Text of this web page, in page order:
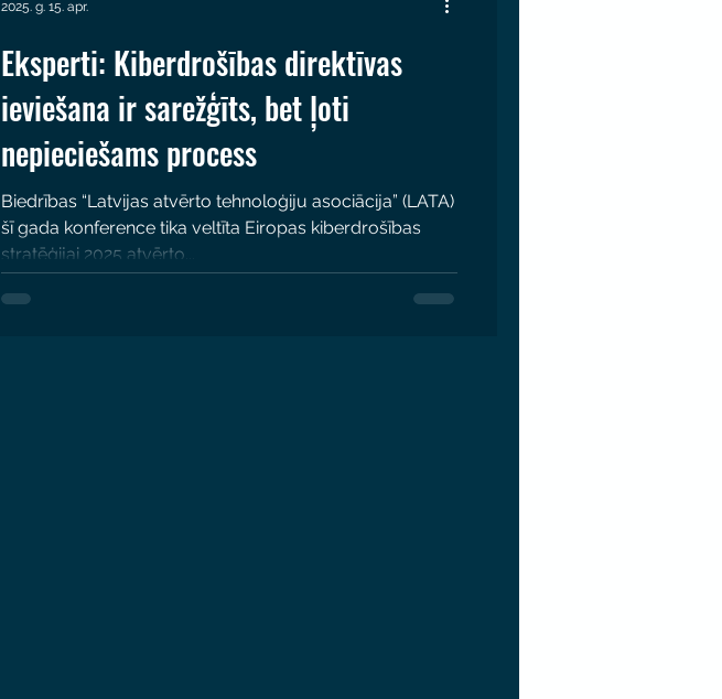
Eksperti: Kiberdrošības direktīvas
ieviešana ir sarežģīts, bet ļoti
nepieciešams process
Biedrības “Latvijas atvērto tehnoloģiju asociācija” (LATA)
šī gada konference tika veltīta Eiropas kiberdrošības
stratēģijai 2025 atvērto...
2025. g. 15. apr.